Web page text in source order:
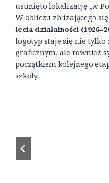
usunięto lokalizację „w
W obliczu zbliżającego
lecia działalności
logotyp staje się nie tylko
graficznym, ale również
początkiem kolejnego
szkoły.